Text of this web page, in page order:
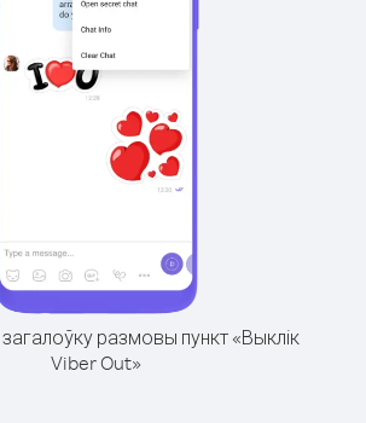
размовы пункт «Выклік
Viber Out»